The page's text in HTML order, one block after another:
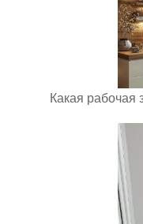
Какая рабочая